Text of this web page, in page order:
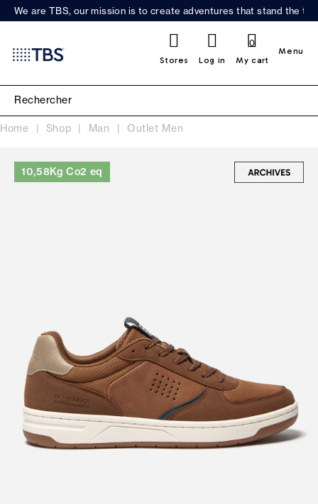
We are TBS, our mission is to create adventures that stand the
Stores Log in My cart
0
Menu
Home Shop Man Outlet Men
10,58Kg Co2 eq